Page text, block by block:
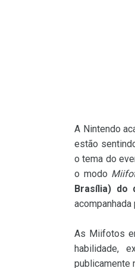
A Nintendo
estão
o tema do
o modo
Brasília) do
As Miifotos
habilidade,
publicamente